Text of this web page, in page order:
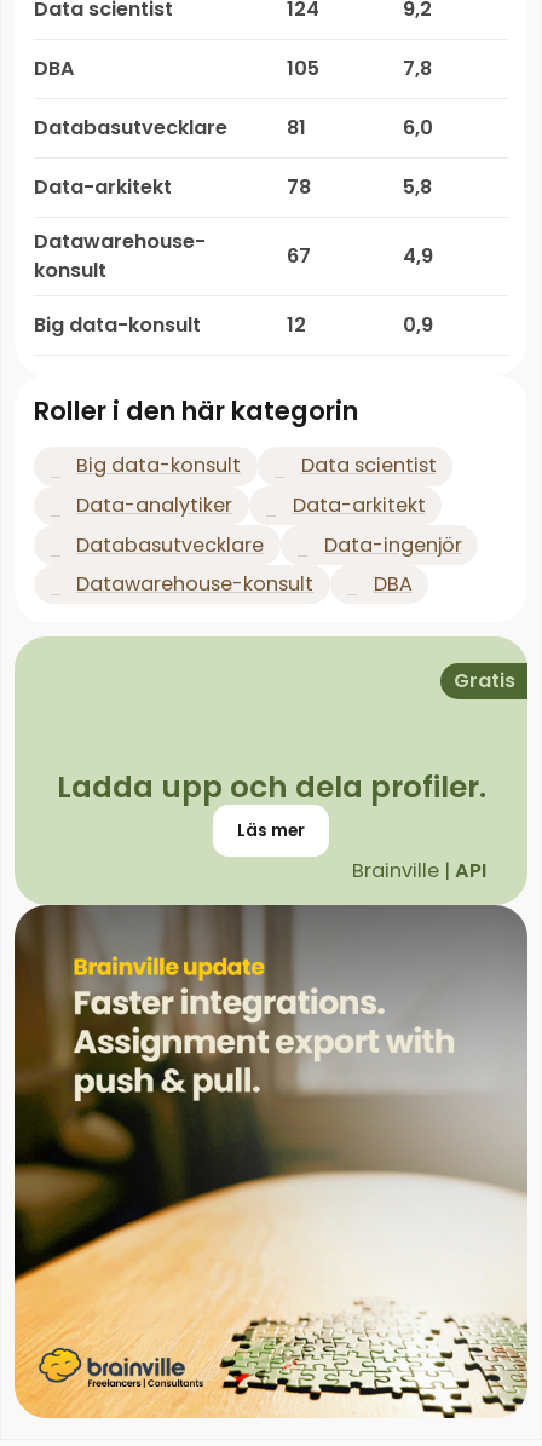
Data scientist 124 9,2
DBA 105 7,8
Databasutvecklare 81 6,0
Data-arkitekt 78
5,8
Datawarehouse-
konsult
67 4,9
Big data-konsult 12 0,9
Roller i den här kategorin
Big data-konsult
Data scientist
Data-analytiker
Data-arkitekt
Databasutvecklare
Data-ingenjör
Datawarehouse-konsult
DBA
Gratis
Ladda upp och dela profiler.
Läs mer
Brainville | API